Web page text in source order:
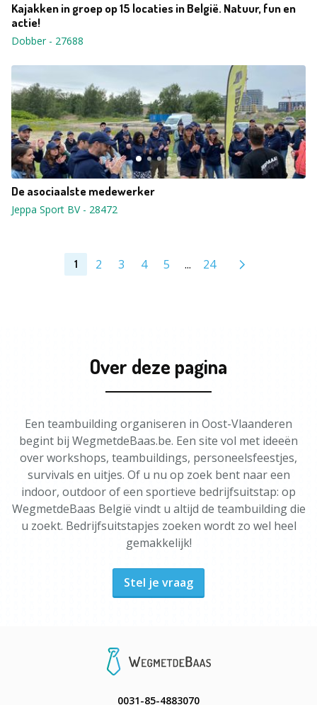
Kajakken in groep op 15 locaties in België. Natuur, fun en
actie!
Dobber- 27688
De asociaalste medewerker
Jeppa Sport BV- 28472
1 2 3 4 5 ... 24
Over deze pagina
Een teambuilding organiseren in Oost-Vlaanderen
begint bij WegmetdeBaas.be. Een site vol met ideeën
over workshops, teambuildings, personeelsfeestjes,
survivals en uitjes. Of u nu op zoek bent naar een
indoor, outdoor of een sportieve bedrijfsuitstap: op
WegmetdeBaas België vindt u altijd de teambuilding die
u zoekt. Bedrijfsuitstapjes zoeken wordt zo wel heel
gemakkelijk!
Stel je vraag
0031-85-4883070